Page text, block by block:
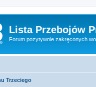
Lista Przebojów
Forum pozytywnie zakręconych
Trzeciego